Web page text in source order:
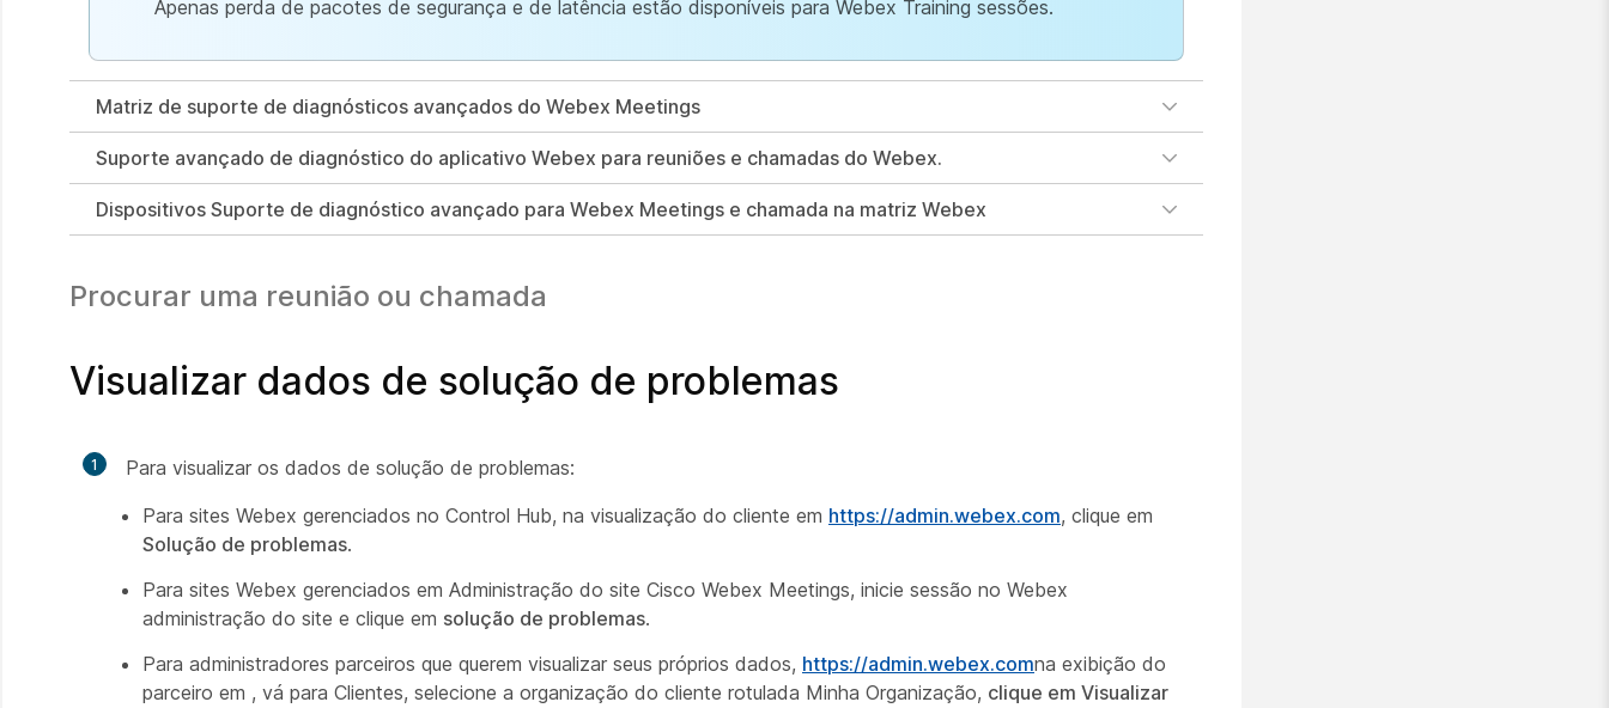
Apenas perda de pacotes de segurança e de latência estão disponíveis para Webex Training sessões.
Matriz de suporte de diagnósticos avançados do Webex Meetings
Suporte avançado de diagnóstico do aplicativo Webex para reuniões e chamadas do Webex.
Dispositivos Suporte de diagnóstico avançado para Webex Meetings e chamada na matriz Webex
Procurar uma reunião ou chamada
Visualizar dados de solução de problemas
1
Para visualizar os dados de solução de problemas:
Para sites Webex gerenciados no Control Hub, na visualização do cliente em https://admin.webex.com, clique em
Solução de problemas.
Para sites Webex gerenciados em Administração do site Cisco Webex Meetings, inicie sessão no Webex
administração do site e clique em solução de problemas.
Para administradores parceiros que querem visualizar seus próprios dados, https://admin.webex.comna exibição do
parceiro em , vá para Clientes, selecione a organização do cliente rotulada Minha Organização, clique em Visualizar